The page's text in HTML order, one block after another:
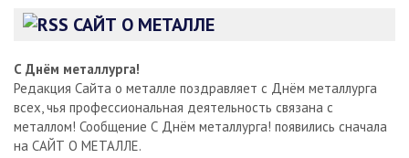
САЙТ О МЕТАЛЛЕ
С Днём металлурга!
Редакция Сайта о металле поздравляет с Днём металлурга
всех, чья профессиональная деятельность связана с
металлом! Сообщение С Днём металлурга! появились сначала
на САЙТ О МЕТАЛЛЕ.